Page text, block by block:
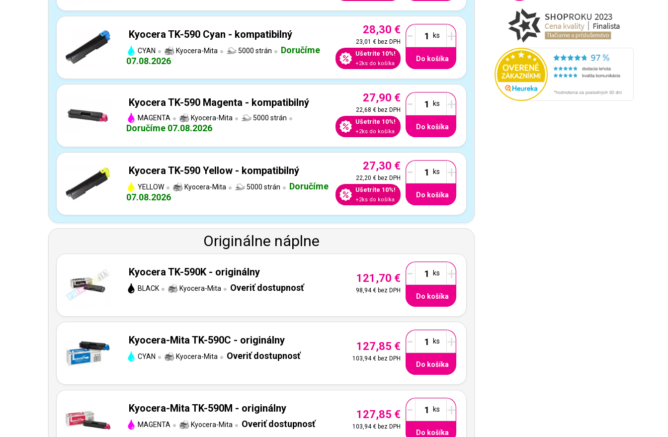
Kyocera TK-590 Cyan - kompatibilný
CYAN Kyocera-Mita 5000 strán
Doručíme
07.08.2026
28,30 €
23,01 €bez DPH
Ušetríte 10%!
+2ks do košíka
- +
Do košíka
Kyocera TK-590 Magenta - kompatibilný
MAGENTA Kyocera-Mita 5000 strán
Doručíme 07.08.2026
27,90 €
22,68 €bez DPH
Ušetríte 10%!
+2ks do košíka
- +
Do košíka
Kyocera TK-590 Yellow - kompatibilný
YELLOW Kyocera-Mita 5000 strán
Doručíme
07.08.2026
27,30 €
22,20 €bez DPH
Ušetríte 10%!
+2ks do košíka
- +
Do košíka
Originálne náplne
Kyocera TK-590K - originálny
BLACK Kyocera-Mita Overiť dostupnosť
121,70 €
98,94 €bez DPH
- +
Do košíka
Kyocera-Mita TK-590C - originálny
CYAN Kyocera-Mita Overiť dostupnosť
127,85 €
103,94 €bez DPH
- +
Do košíka
Kyocera-Mita TK-590M - originálny
MAGENTA Kyocera-Mita Overiť dostupnosť
127,85 €
103,94 €bez DPH
- +
Do košíka